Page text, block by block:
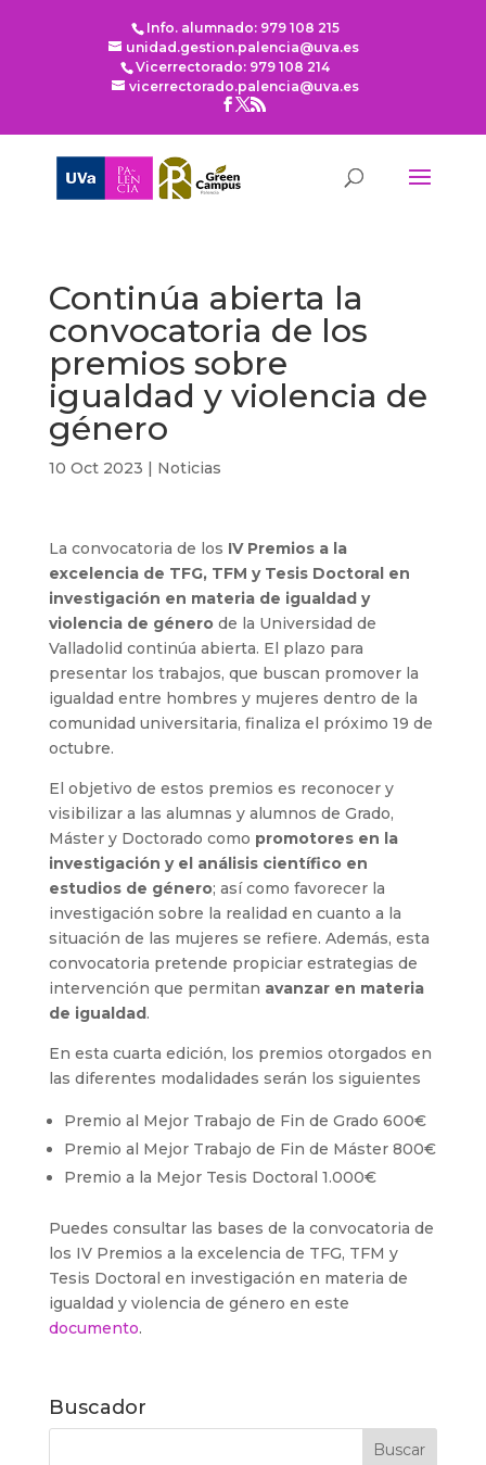
Info. alumnado: 979 108 215
unidad.gestion.palencia@uva.es
Vicerrectorado: 979 108 214
vicerrectorado.palencia@uva.es
Continúa abierta la
convocatoria de los
premios sobre
igualdad y violencia de
género
10 Oct 2023 | Noticias
La convocatoria de los IV Premios a la
excelencia de TFG, TFM y Tesis Doctoral en
investigación en materia de igualdad y
violencia de génerode la Universidad de
Valladolid continúa abierta. El plazo para
presentar los trabajos, que buscan promover la
igualdad entre hombres y mujeres dentro de la
comunidad universitaria, finaliza el próximo 19 de
octubre.
El objetivo de estos premios es reconocer y
visibilizar a las alumnas y alumnos de Grado,
Máster y Doctorado como promotores en la
investigación y el análisis científico en
estudios de género; así como favorecer la
investigación sobre la realidad en cuanto a la
situación de las mujeres se refiere. Además, esta
convocatoria pretende propiciar estrategias de
intervención que permitan avanzar en materia
de igualdad.
En esta cuarta edición, los premios otorgados en
las diferentes modalidades serán los siguientes
Premio al Mejor Trabajo de Fin de Grado 600€
Premio al Mejor Trabajo de Fin de Máster 800€
Premio a la Mejor Tesis Doctoral 1.000€
Puedes consultar las bases de la convocatoria de
los IV Premios a la excelencia de TFG, TFM y
Tesis Doctoral en investigación en materia de
igualdad y violencia de género en este
documento.
Buscador